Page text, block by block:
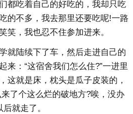
都吃着自己的好吃的，我却只吃
的不多，我去那里还要吃呢!一路
笑，我也忍不住参加进来。
就陆续下了车，然后走进自己的
来：“这宿舍我们怎么住?”一进里
这就是床，枕头是瓜子皮装的，
了个这么烂的破地方?唉，没办
就走了。